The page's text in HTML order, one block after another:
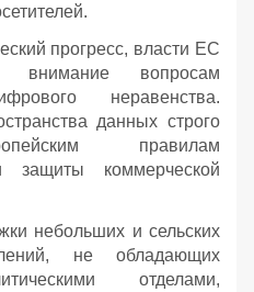
прогресс, власти ЕС
внимание вопросам
неравенства.
данных строго
правилам
защиты коммерческой
небольших и сельских
не обладающих
отделами,